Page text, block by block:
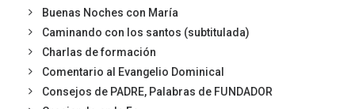
Buenas Noches con María
Caminando con los santos (subtitulada)
Charlas de formación
Comentario al Evangelio Dominical
Consejos de PADRE, Palabras de FUNDADOR